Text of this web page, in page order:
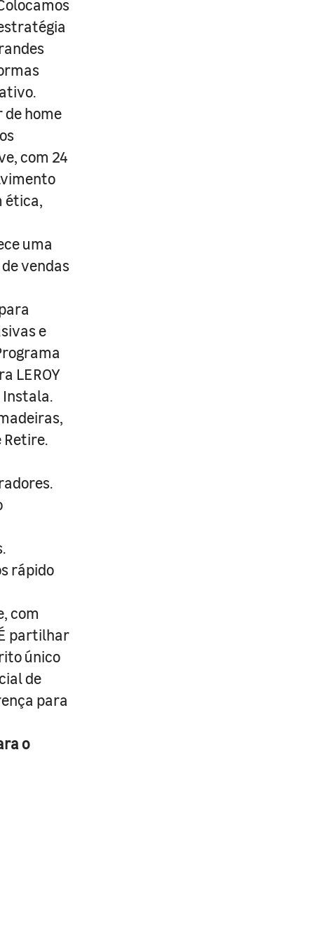
de home
com 24
ética,
uma
vendas
e
LEROY
Instala.
Retire.
rápido
com
partilhar
único
de
para
o